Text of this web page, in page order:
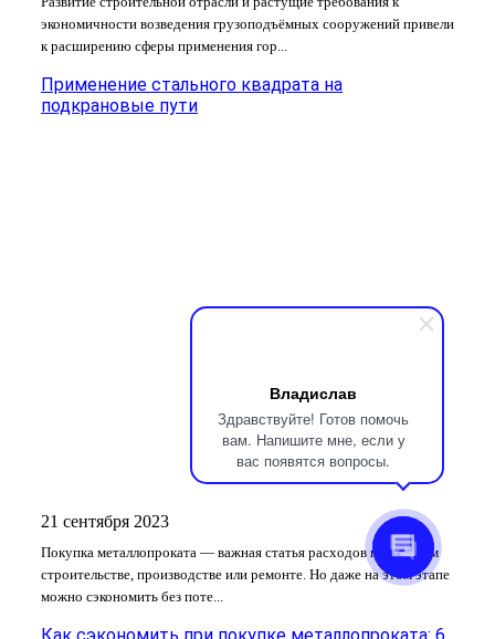
Владислав
Здравствуйте! Готов помочь
вам. Напишите мне, если у
вас появятся вопросы.
экономичности возведения грузоподъёмных сооружений привели
к расширению сферы применения гор...
Применение стального квадрата на
подкрановые пути
21 сентября 2023
Покупка металлопроката — важная статья расходов при любом
строительстве, производстве или ремонте. Но даже на этом этапе
можно сэкономить без поте...